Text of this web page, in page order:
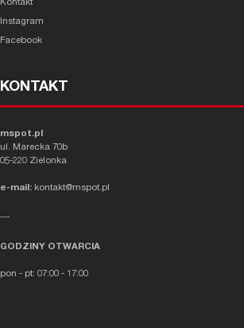
Kontakt
Instagram
Facebook
KONTAKT
mspot.pl
ul. Marecka 70b
05-220 Zielonka
e-mail: kontakt@mspot.pl
---
GODZINY OTWARCIA
pon - pt: 07:00 - 17:00